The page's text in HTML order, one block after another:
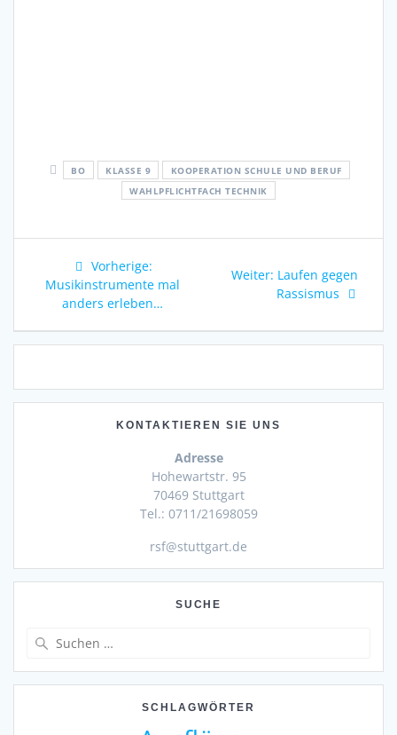
BO KLASSE 9
KOOPERATION SCHULE UND BERUF
WAHLPFLICHTFACH TECHNIK
Beitragsnavigation
Vorherige:Vorheriger
Beitrag:
Musikinstrumente mal
anders erleben…
Weiter: Nächster
Beitrag:
Laufen gegen
Rassismus
KONTAKTIEREN SIE UNS
Adresse
Hohewartstr. 95
70469 Stuttgart
Tel.: 0711/21698059
rsf@stuttgart.de
SUCHE
SCHLAGWÖRTER